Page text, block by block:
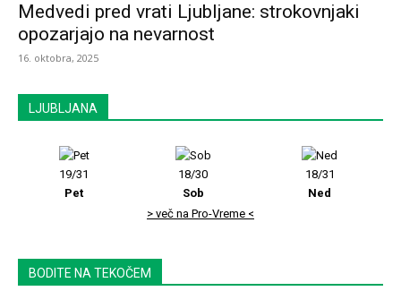
Medvedi pred vrati Ljubljane: strokovnjaki
opozarjajo na nevarnost
16. oktobra, 2025
LJUBLJANA
19/31
Pet
18/30
Sob
18/31
Ned
> več na Pro-Vreme <
BODITE NA TEKOČEM